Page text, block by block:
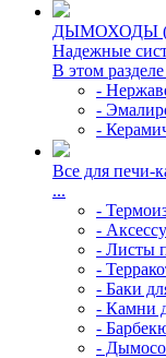
ДЫМОХОДЫ
Надежные
В этом
-
-
-
Все для печи-
...
-
-
- Листы
-
- Баки
- Камни
-
-